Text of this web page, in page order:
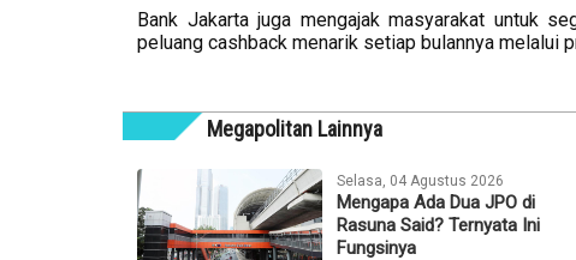
Bank Jakarta juga mengajak masyarakat untuk
peluang cashback menarik setiap bulannya melalui
Megapolitan Lainnya
Selasa, 04 Agustus 2026
Mengapa Ada Dua JPO di
Rasuna Said? Ternyata Ini
Fungsinya